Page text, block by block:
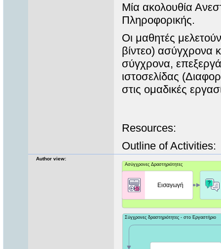
Μία ακολουθία
Πληροφορικής.
Οι μαθητές
βίντεο) ασύγχρονα
σύγχρονα,
ιστοσελίδας
στις ομαδικές
Resources:
Outline of Activities:
Author view: